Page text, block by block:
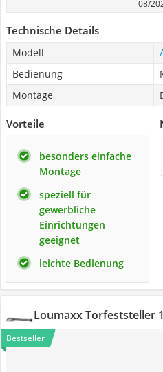
08/
Technische Details
Modell
Bedienung
Montage
Vorteile
besonders einfache
Montage
speziell für
gewerbliche
Einrichtungen
geeignet
leichte Bedienung
Loumaxx Torfeststeller
Bestseller